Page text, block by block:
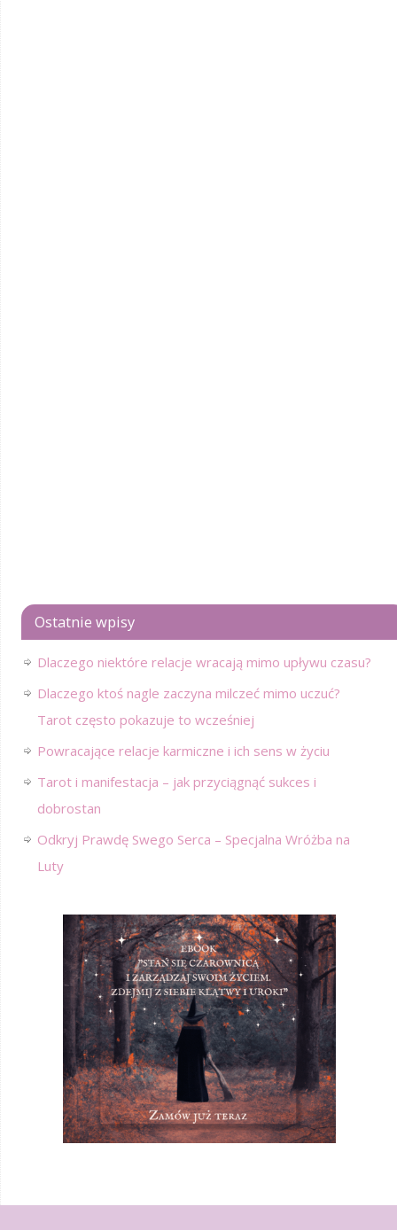
Ostatnie wpisy
Dlaczego niektóre relacje wracają mimo upływu czasu?
Dlaczego ktoś nagle zaczyna milczeć mimo uczuć?
Tarot często pokazuje to wcześniej
Powracające relacje karmiczne i ich sens w życiu
Tarot i manifestacja – jak przyciągnąć sukces i
dobrostan
Odkryj Prawdę Swego Serca – Specjalna Wróżba na
Luty